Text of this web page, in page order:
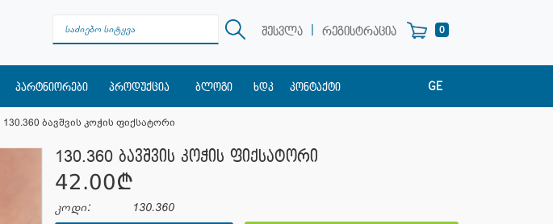
შესვლა | რეგისტრაცია 0
პარტნიორები პროდუქცია ბლოგი ხდკ კონტაქტი GE
130.360 ბავშვის კოჭის ფიქსატორი
130.360 ბავშვის კოჭის ფიქსატორი
42.00¢
კოდი: 130.360